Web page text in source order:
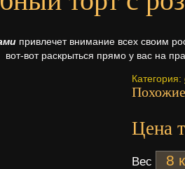
привлечет внимание всех своим
вот-вот раскрыться прямо у вас на
Категория:
Цена
Вес